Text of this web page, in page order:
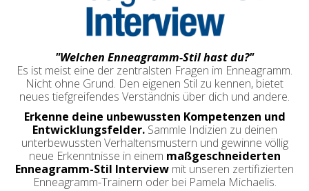
"Welchen Enneagramm-Stil hast du?"
Es ist meist eine der zentralsten Fragen im Enneagramm.
Nicht ohne Grund. Den eigenen Stil zu kennen, bietet
neues tiefgreifendes Verständnis über dich und andere.
Erkenne deine unbewussten Kompetenzen und
Entwicklungsfelder.Sammle Indizien zu deinen
unterbewussten Verhaltensmustern und gewinne völlig
neue Erkenntnisse in einem maßgeschneiderten
Enneagramm-Stil Interview mit unseren zertifizierten
Enneagramm-Trainern oder bei Pamela Michaelis.